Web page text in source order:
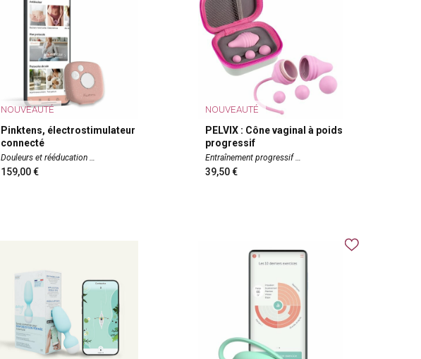
NOUVEAUTÉ
Pinktens, électrostimulateur
connecté
Douleurs et rééducation
159,00
NOUVEAUTÉ
PELVIX : Cône vaginal à poids
progressif
Entraînement progressif
39,50